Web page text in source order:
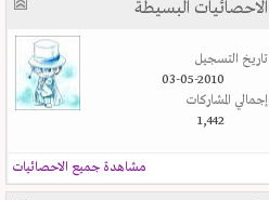
الاحصائيات البسيطة
تاريخ التسجيل
03-05-2010
إجمالي المشاركات
1,442
مشاهدة جميع الاحصائيات